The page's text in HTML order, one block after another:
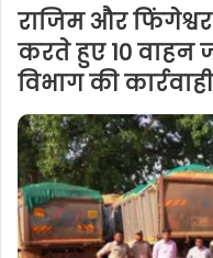
राजिम और
करते हुए 10 वाहन
विभाग की कार्रवाही